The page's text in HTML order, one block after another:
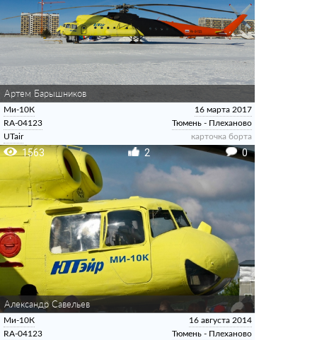
Артем Барышников
Ми-10К
RA-04123
UTair
16 марта 2017
Тюмень - Плеханово
карточка борта
1563 2 0
Александр Савельев
Ми-10К
RA-04123
16 августа 2014
Тюмень - Плеханово